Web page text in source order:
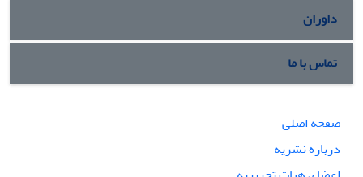
داوران
تماس با ما
صفحه اصلی
درباره نشریه